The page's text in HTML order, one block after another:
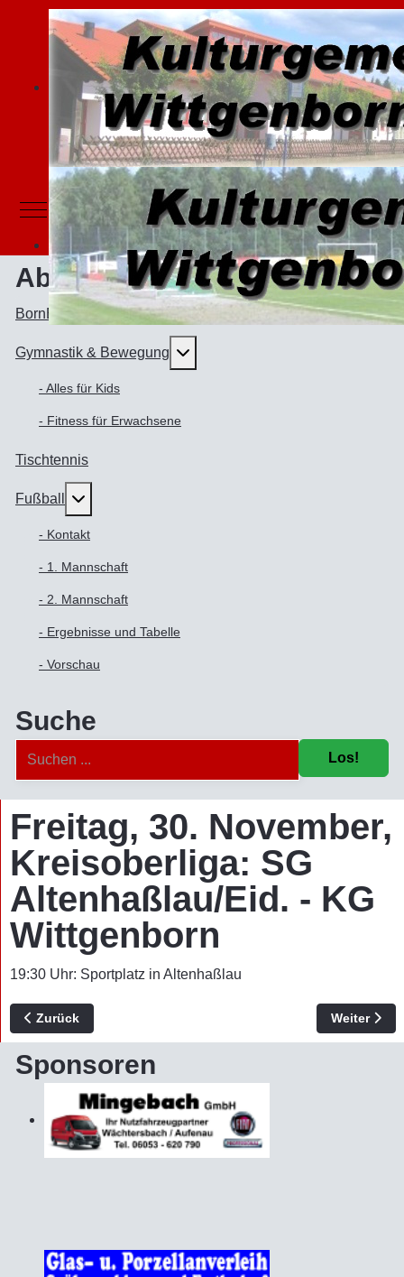
Mobile Menu Toggle
Abteilungen
BornBörner - Karnevalsabteilung
Gymnastik & Bewegung Weitere Informationen:
- Alles für Kids
- Fitness für Erwachsene
Tischtennis
Fußball Weitere Informationen: Fußball
- Kontakt
- 1. Mannschaft
- 2. Mannschaft
- Ergebnisse und Tabelle
- Vorschau
Suche
Los!
Freitag, 30. November,
Kreisoberliga: SG
Altenhaßlau/Eid. - KG
Wittgenborn
19:30 Uhr: Sportplatz in Altenhaßlau
Vorheriger Beitrag: Kontakte
Zurück Nächster
Weiter
Sponsoren